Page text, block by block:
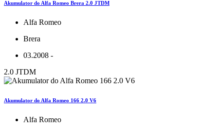
Akumulator do Alfa Romeo Brera 2.0 JTDM
Alfa Romeo
Brera
03.2008 -
2.0 JTDM
Akumulator do Alfa Romeo 166 2.0 V6
Alfa Romeo